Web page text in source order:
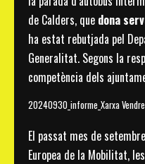
de Calders, que dona
ha estat rebutjada pel
Generalitat. Segons la
competència dels
20240930_informe_Xarxa
El passat mes de
Europea de la Mobilitat,